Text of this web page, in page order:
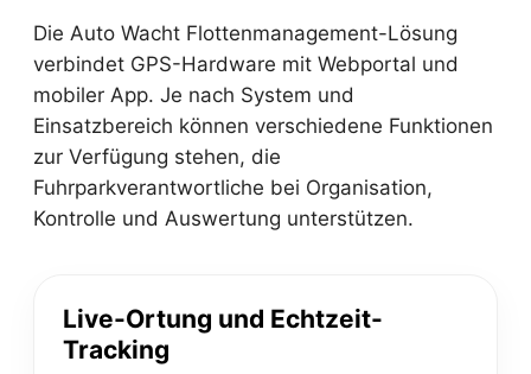
Die Auto Wacht Flottenmanagement-Lösung
verbindet GPS-Hardware mit Webportal und
mobiler App. Je nach System und
Einsatzbereich können verschiedene Funktionen
zur Verfügung stehen, die
Fuhrparkverantwortliche bei Organisation,
Kontrolle und Auswertung unterstützen.
Live-Ortung und Echtzeit-
Tracking